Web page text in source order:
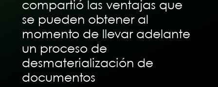
compartió las ventajas que
se pueden obtener al
momento de llevar adelante
un proceso de
desmaterialización de
documentos